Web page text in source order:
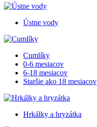
Ústne vody
Cumlíky
0-6 mesiacov
6-18 mesiacov
Staršie ako 18 mesiacov
Hrkálky a hryzátka